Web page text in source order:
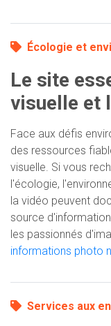
Écologie et
Le site
visuelle et
Face aux défis
des ressources
visuelle. Si vous
l'écologie,
la vidéo peuvent
source
les passionnés
informations photo
Services aux